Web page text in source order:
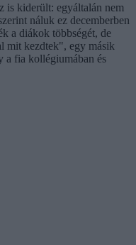
is kiderült: egyáltalán nem
náluk ez decemberben
a diákok többségét, de
mit kezdtek", egy másik
a fia kollégiumában és